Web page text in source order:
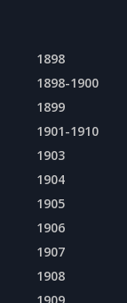
1898
1898-1900
1899
1901-1910
1903
1904
1905
1906
1907
1908